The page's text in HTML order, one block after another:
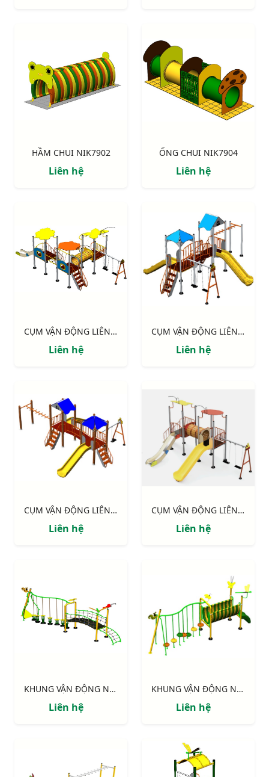
HẦM CHUI NIK7902
Liên hệ
ỐNG CHUI NIK7904
Liên hệ
CỤM VẬN ĐỘNG LIÊN HOÀN 3 MÁI CHE NIK705311
Liên hệ
CỤM VẬN ĐỘNG LIÊN HOÀN 2 MÁI CHE NIK703221
Liên hệ
CỤM VẬN ĐỘNG LIÊN HOÀN 2 MÁI CHE, TRỤ GỖ NIK703221W
Liên hệ
CỤM VẬN ĐỘNG LIÊN HOÀN 2 MÁI CHE NIK703211
Liên hệ
KHUNG VẬN ĐỘNG NIK731146-DV: CHUYỀN DÂY - CẦU VÁN
Liên hệ
KHUNG VẬN ĐỘNG NIK731003-DN: CHUYỀN DÂY - CẦU NHỰA
Liên hệ